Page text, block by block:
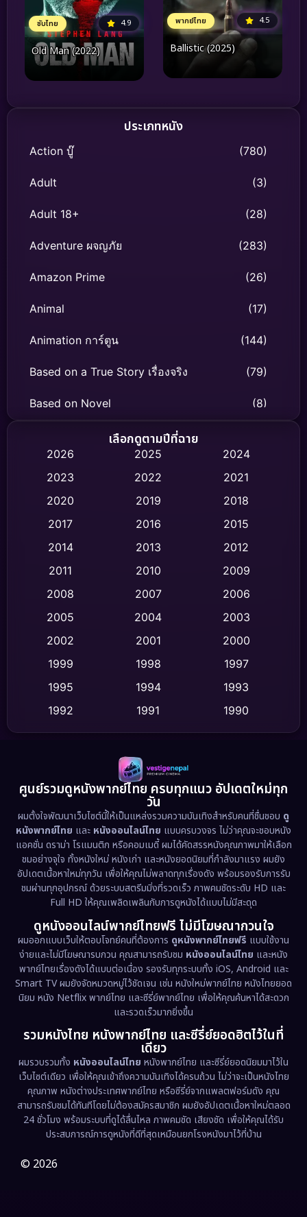
ซับไทย 4.9
Old Man (2022)
พากย์ไทย 4.5
Ballistic (2025)
ประเภทหนัง
Action บู๊ (780)
Adult (3)
Adult 18+ (28)
Adventure ผจญภัย (283)
Amazon Prime (26)
Animal (17)
Animation การ์ตูน (144)
Based on a True Story เรื่องจริง (79)
Based on Novel (8)
Biography ชีวิตจริง
Classic หนังคลาสสิก (47)
Comedy ตลก (454)
Crime อาชญากรรม (532)
Cult Film
Dance เต้น (10)
Detective สืบสวน (62)
Disaster (13)
Disney+ (5)
Documentary สารคดี (94)
Drama ดราม่า (1,513)
Dystopian (17)
Emotional (61)
Epic มหากาพย์ (227)
Erotic (36)
Family ครอบครัว (375)
Fantasy จินตนาการ (338)
Fiction (9)
Film (57)
Gothic
เลือกดูตามปีที่ฉาย
2026 2025
2024
2023
2022
2021
2020
2019
2018
2017
2016
2015
2014
2013
2012
2011
2010
2009
2008
2007
2006
2005
2004
2003
2002
2001
2000
1999
1998
1997
1995
1994
1993
1992
1991
1990
1989
1988
1986
1983
1978
1974
1962
ศูนย์รวมดูหนังพากย์ไทย ครบทุกแนว อัปเดตใหม่ทุก
วัน
ผมตั้งใจพัฒนาเว็บไซต์นี้ให้เป็นแหล่งรวมความบันเทิงสำหรับคนที่ชื่นชอบ ดู
หนังพากย์ไทย และ หนังออนไลน์ไทย แบบครบวงจร ไม่ว่าคุณจะชอบหนัง
แอคชั่น ดราม่า โรแมนติก หรือคอมเมดี้ ผมได้คัดสรรหนังคุณภาพมาให้เลือก
ชมอย่างจุใจ ทั้งหนังใหม่ หนังเก่า และหนังยอดนิยมที่กำลังมาแรง ผมยัง
อัปเดตเนื้อหาใหม่ทุกวัน เพื่อให้คุณไม่พลาดทุกเรื่องดัง พร้อมรองรับการรับ
ชมผ่านทุกอุปกรณ์ ด้วยระบบสตรีมมิ่งที่รวดเร็ว ภาพคมชัดระดับ HD และ
Full HD ให้คุณเพลิดเพลินกับการดูหนังได้แบบไม่มีสะดุด
ดูหนังออนไลน์พากย์ไทยฟรี ไม่มีโฆษณากวนใจ
ผมออกแบบเว็บให้ตอบโจทย์คนที่ต้องการ ดูหนังพากย์ไทยฟรี แบบใช้งาน
ง่ายและไม่มีโฆษณารบกวน คุณสามารถรับชม หนังออนไลน์ไทย และหนัง
พากย์ไทยเรื่องดังได้แบบต่อเนื่อง รองรับทุกระบบทั้ง iOS, Android และ
Smart TV ผมยังจัดหมวดหมู่ไว้ชัดเจน เช่น หนังใหม่พากย์ไทย หนังไทยยอด
นิยม หนัง Netflix พากย์ไทย และซีรี่ย์พากย์ไทย เพื่อให้คุณค้นหาได้สะดวก
และรวดเร็วมากยิ่งขึ้น
รวมหนังไทย หนังพากย์ไทย และซีรี่ย์ยอดฮิตไว้ในที่
เดียว
ผมรวบรวมทั้ง หนังออนไลน์ไทย หนังพากย์ไทย และซีรี่ย์ยอดนิยมมาไว้ใน
เว็บไซต์เดียว เพื่อให้คุณเข้าถึงความบันเทิงได้ครบถ้วน ไม่ว่าจะเป็นหนังไทย
คุณภาพ หนังต่างประเทศพากย์ไทย หรือซีรี่ย์จากแพลตฟอร์มดัง คุณ
สามารถรับชมได้ทันทีโดยไม่ต้องสมัครสมาชิก ผมยังอัปเดตเนื้อหาใหม่ตลอด
24 ชั่วโมง พร้อมระบบที่ดูได้ลื่นไหล ภาพคมชัด เสียงชัด เพื่อให้คุณได้รับ
ประสบการณ์การดูหนังที่ดีที่สุดเหมือนยกโรงหนังมาไว้ที่บ้าน
© 2026